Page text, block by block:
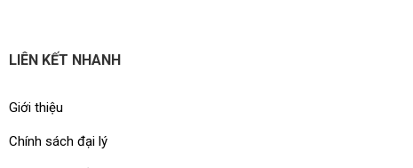
LIÊN KẾT NHANH
Giới thiệu
Chính sách đại lý